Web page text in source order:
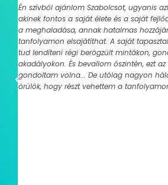
Én szívből ajánlom Szabolcsot, ugyanis
akinek fontos a saját élete és a saját
a meghaladása, annak hatalmas
tanfolyamon elsajátíthat. A saját
tud lendíteni régi berögzült mintákon,
akadályokon. És bevallom őszintén, ezt
gondoltam volna... De utólag nagyon
örülök, hogy részt vehettem a